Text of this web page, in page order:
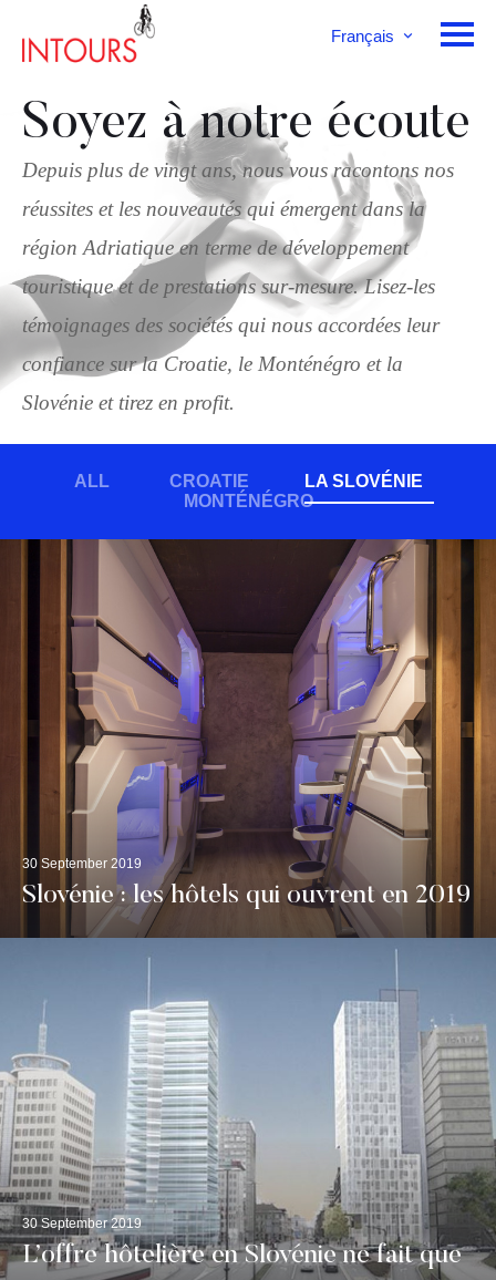
Français
Soyez à notre écoute
Depuis plus de vingt ans, nous vous racontons nos
réussites et les nouveautés qui émergent dans la
région Adriatique en terme de développement
touristique et de prestations sur-mesure. Lisez-les
témoignages des sociétés qui nous accordées leur
confiance sur la Croatie, le Monténégro et la
Slovénie et tirez en profit.
ALL CROATIE
LA SLOVÉNIE
MONTÉNÉGRO
30 September 2019
Slovénie : les hôtels qui ouvrent en 2019
30 September 2019
L’offre hôtelière en Slovénie ne fait que